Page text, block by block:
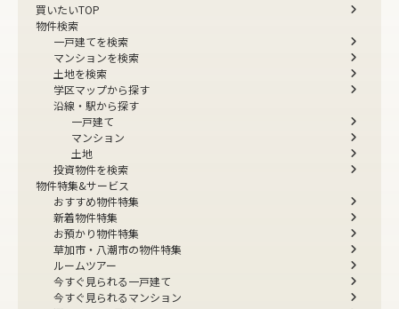
買いたいTOP
物件検索
一戸建てを検索
マンションを検索
土地を検索
学区マップから探す
沿線・駅から探す
一戸建て
マンション
土地
投資物件を検索
物件特集&サービス
おすすめ物件特集
新着物件特集
お預かり物件特集
草加市・八潮市の物件特集
ルームツアー
今すぐ見られる一戸建て
今すぐ見られるマンション